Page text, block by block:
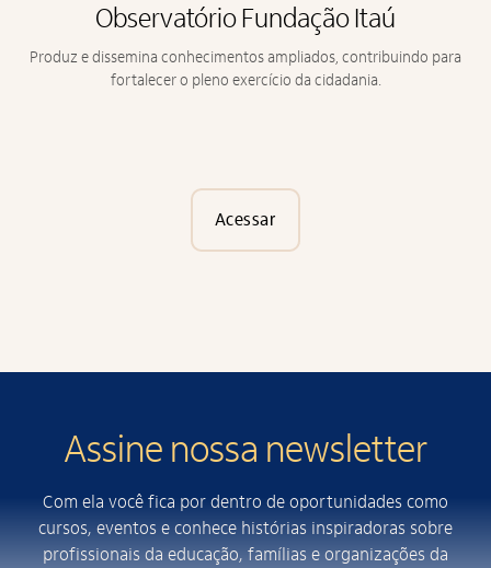
Observatório Fundação Itaú
Produz e dissemina conhecimentos ampliados, contribuindo para
fortalecer o pleno exercício da cidadania.
Acessar
Assine nossa newsletter
Com ela você fica por dentro de oportunidades como
cursos, eventos e conhece histórias inspiradoras sobre
profissionais da educação, famílias e organizações da